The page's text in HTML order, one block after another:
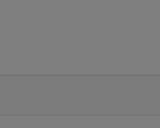
TO BE NOTIFIED WHEN NEW